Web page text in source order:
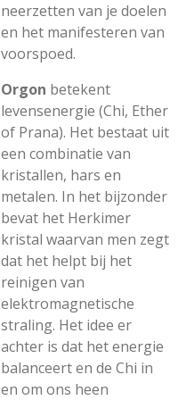
neerzetten van je doelen
en het manifesteren van
voorspoed.
Orgon betekent
levensenergie (Chi, Ether
of Prana). Het bestaat uit
een combinatie van
kristallen, hars en
metalen. In het bijzonder
bevat het Herkimer
kristal waarvan men zegt
dat het helpt bij het
reinigen van
elektromagnetische
straling. Het idee er
achter is dat het energie
balanceert en de Chi in
en om ons heen